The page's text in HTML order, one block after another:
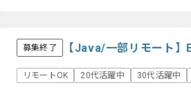
募集終了 【Java/一部リモート
リモートOK 20代活躍中 30代活躍中